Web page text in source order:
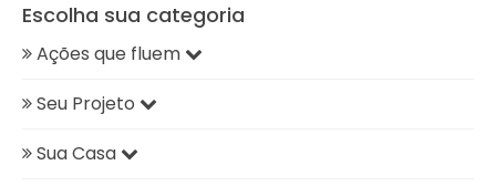
Escolha sua categoria
Ações que fluem
Seu Projeto
Sua Casa